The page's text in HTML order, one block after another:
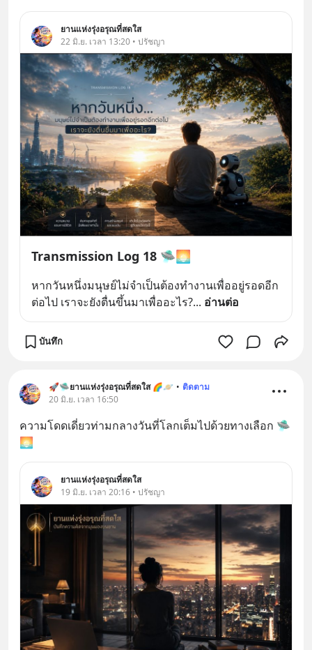
ยานแห่งรุ่งอรุณที่สดใส
22 มิ.ย. เวลา 13:20 • ปรัชญา
Transmission Log 18 🛸🌅
หากวันหนึ่งมนุษย์ไม่จำเป็นต้องทำงานเพื่ออยู่รอดอีก
ต่อไป เราจะยังตื่นขึ้นมาเพื่ออะไร?... อ่านต่อ
บันทึก
🚀🛸ยานแห่งรุ่งอรุณที่สดใส 🌈🪐 • ติดตาม
20 มิ.ย. เวลา 16:50
ความโดดเดี่ยวท่ามกลางวันที่โลกเต็มไปด้วยทางเลือก 🛸
🌅
ยานแห่งรุ่งอรุณที่สดใส
19 มิ.ย. เวลา 20:16 • ปรัชญา